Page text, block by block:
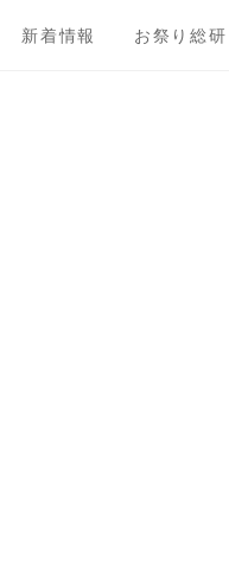
新着情報 お祭り総研